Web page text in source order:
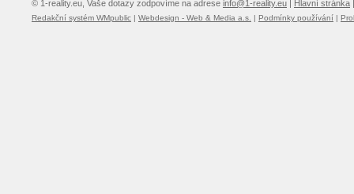
© 1-reality.eu, Vaše dotazy zodpovíme na adrese info@1-reality.eu Hlavní stránka
Redakční systém WMpublic | Webdesign - Web & Media a.s. | Podmínky používání |